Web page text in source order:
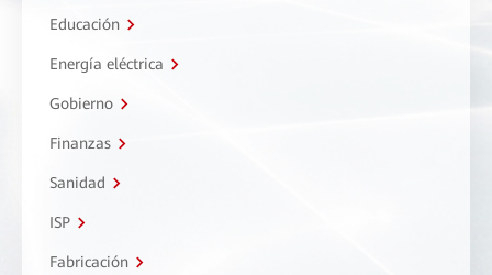
Educación
Energía eléctrica
Gobierno
Finanzas
Sanidad
ISP
Fabricación